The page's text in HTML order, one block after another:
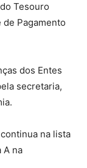
Tesouro
de Pagamento
dos Entes
secretaria,
na lista
A na